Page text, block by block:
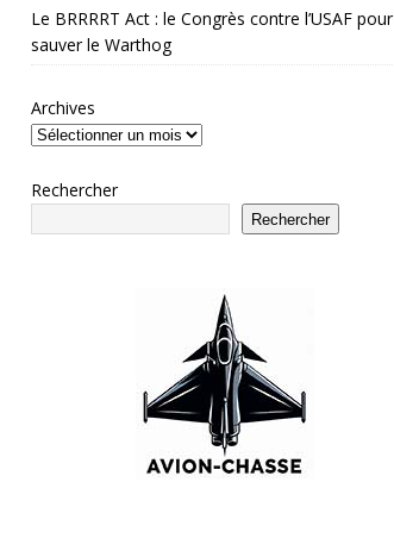
Le BRRRRT Act : le Congrès contre l’USAF pour
sauver le Warthog
Archives
Rechercher
Rechercher